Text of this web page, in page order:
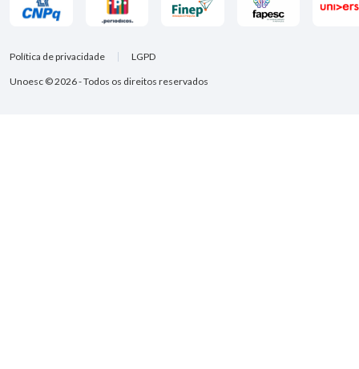
Unoesc © 2026 - Todos os direitos reservados
Política de privacidade LGPD